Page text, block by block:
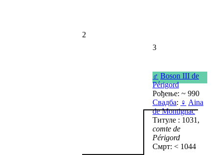
2
3
♂ Boson III de
Périgord
Рођење: ~ 990
Свадба: ♀ Aina
de Montignac
Титуле : 1031,
comte de
Périgord
Смрт: < 1044